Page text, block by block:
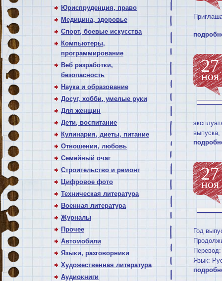
Юриспруденция, право
Медицина, здоровье
Спорт, боевые искусства
Компьютеры,
программирование
Веб разработки,
безопасность
Наука и образование
Досуг, хобби, умелые руки
Для женщин
Дети, воспитание
Кулинария, диеты, питание
Отношения, любовь
Семейный очаг
Строительство и ремонт
Цифровое фото
Техническая литература
Военная литература
Журналы
Прочее
Автомобили
Языки, разговорники
Художественная литература
Аудиокниги
27
ноя
27
ноя
Год
Язык: